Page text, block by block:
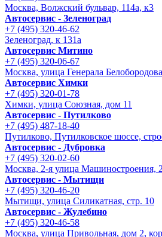
Москва, Волжский бульвар, 114а, к3
Автосервис - Зеленоград
+7 (495) 320-46-62
Зеленоград, к 131а
Автосервис Митино
+7 (495) 320-06-67
Москва, улица Генерала
Автосервис Химки
+7 (495) 320-01-78
Химки, улица Союзная, дом 11
Автосервис - Путилково
+7 (495) 487-18-40
Путилково, Путилковское шоссе,
Автосервис - Дубровка
+7 (495) 320-02-60
Москва, 2-я улица Машиностроения,
Автосервис - Мытищи
+7 (495) 320-46-20
Мытищи, улица Силикатная, стр. 10
Автосервис - Жулебино
+7 (495) 320-46-58
Москва, улица Привольная, дом 2,